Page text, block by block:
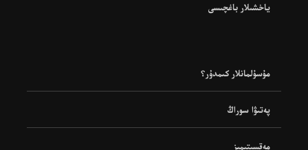
ياخشىلار باغچىسى
مۇسۇلمانلار كىمدۇر؟
پەتىۋا سوراڭ
مەقسىتىمىز